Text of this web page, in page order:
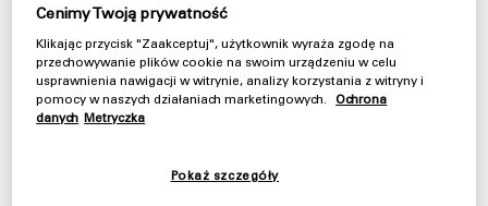
Cenimy Twoją prywatność
Klikając przycisk "Zaakceptuj", użytkownik wyraża zgodę na
przechowywanie plików cookie na swoim urządzeniu w celu
usprawnienia nawigacji w witrynie, analizy korzystania z witryny i
pomocy w naszych działaniach marketingowych.
Ochrona
danych Metryczka
Pokaż szczegóły